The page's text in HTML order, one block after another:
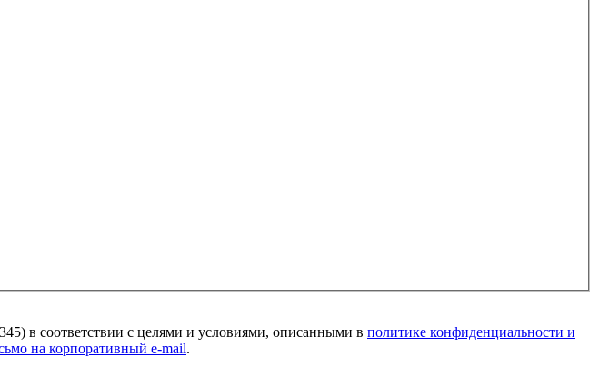
в соответствии с целями и условиями, описанными в политике конфиденциальности и
на корпоративный e-mail.